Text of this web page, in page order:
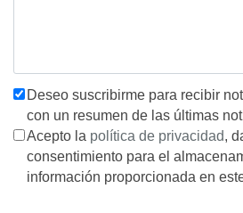
Deseo suscribirme para recibir
con un resumen de las últimas
Acepto la política de privacidad,
consentimiento para el
información proporcionada en